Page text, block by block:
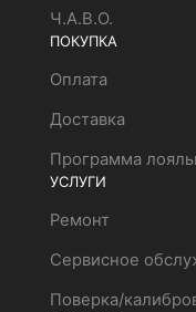
Ч.А.В.О.
ПОКУПКА
Оплата
Доставка
Программа
УСЛУГИ
Ремонт
Сервисное
Поверка/